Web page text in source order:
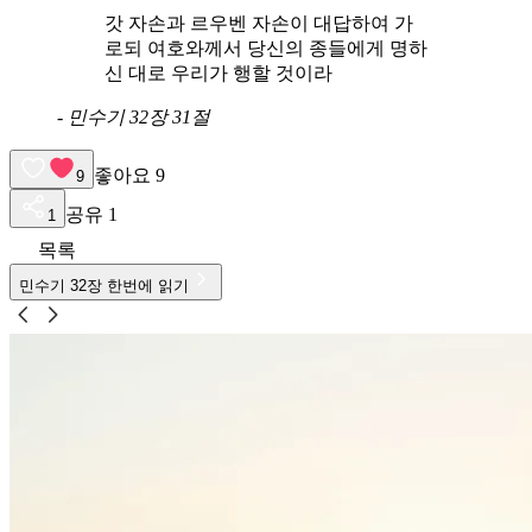
갓 자손과 르우벤 자손이 대답하여 가
로되 여호와께서 당신의 종들에게 명하
신 대로 우리가 행할 것이라
- 민수기 32장 31절
9 좋아요 9
1 공유 1
목록
민수기 32장 한번에 읽기